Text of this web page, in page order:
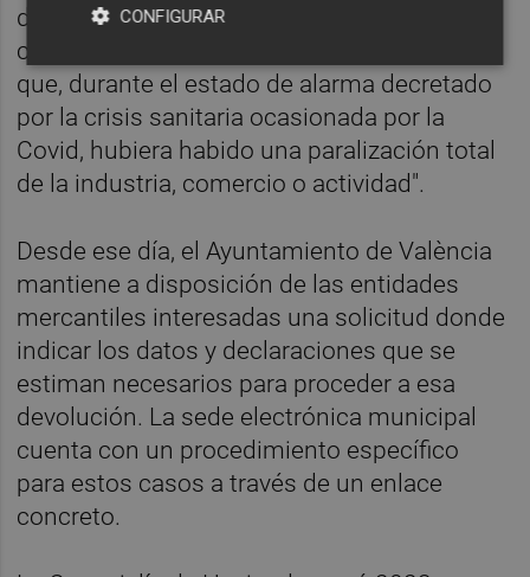
devolución de la parte proporcional de la
cuota del IAE en aquellos supuestos en los
que, durante el estado de alarma decretado
por la crisis sanitaria ocasionada por la
Covid, hubiera habido una paralización total
de la industria, comercio o actividad".
Desde ese día, el Ayuntamiento de València
mantiene a disposición de las entidades
mercantiles interesadas una solicitud donde
indicar los datos y declaraciones que se
estiman necesarios para proceder a esa
devolución. La sede electrónica municipal
cuenta con un procedimiento específico
para estos casos a través de un enlace
concreto.
CONFIGURAR